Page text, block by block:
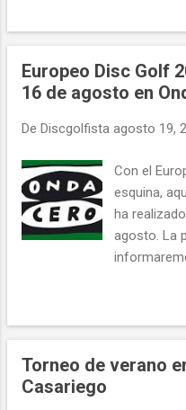
Europeo Disc Golf
16 de agosto en
De Discgolfista agosto 19,
Con el
esquina,
ha
agosto. La
Torneo de verano
Casariego